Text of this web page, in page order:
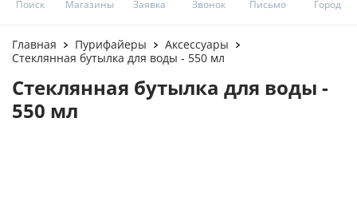
Москва
Главная Пурифайеры
Аксессуары
Стеклянная бутылка для воды - 550 мл
Стеклянная бутылка для воды -
550 мл